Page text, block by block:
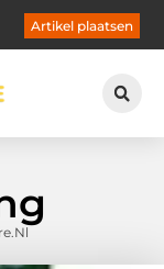
Artikel plaatsen